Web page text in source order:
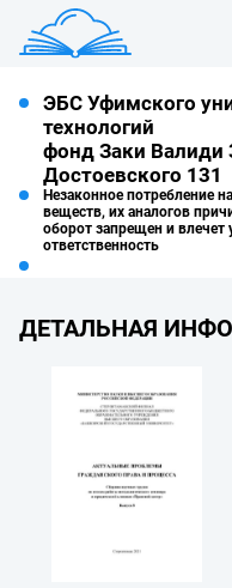
ЭБС Уфимского
технологий
фонд Заки Валиди
Достоевского 131
Незаконное потребление
веществ, их аналогов
оборот запрещен и влечет
ответственность
ДЕТАЛЬНАЯ